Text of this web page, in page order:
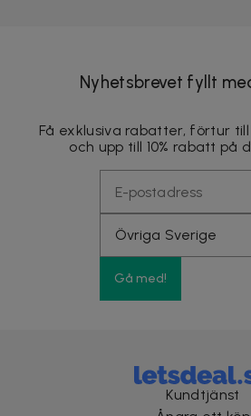
Nyhetsbrevet fyllt
Få exklusiva rabatter, förtur
och upp till 10% rabatt på
Gå med!
Kundtjänst